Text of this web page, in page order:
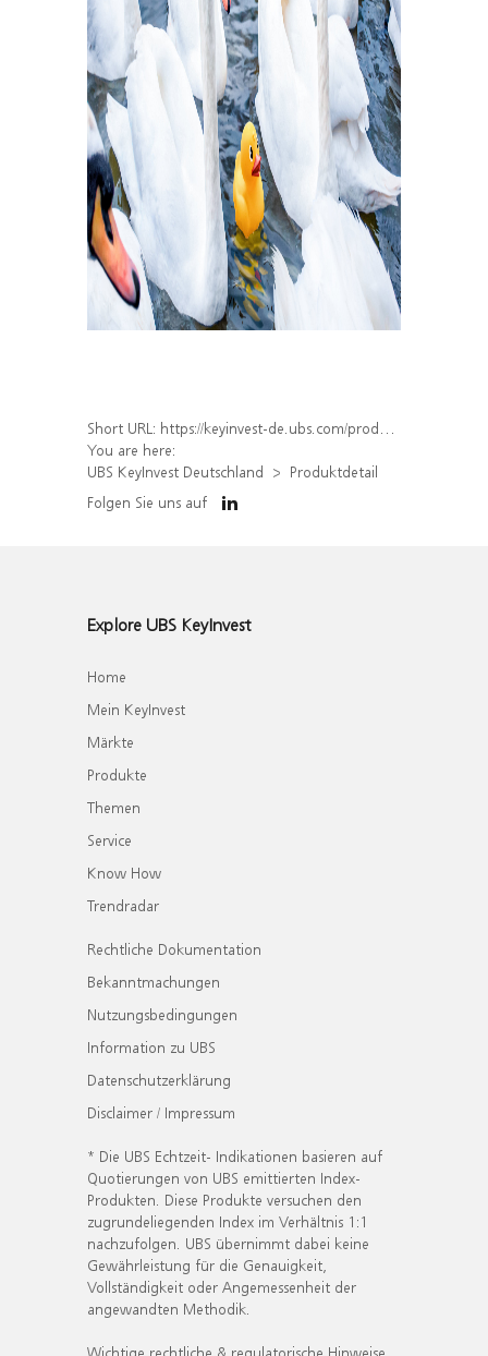
Short URL: https://keyinvest-de.ubs.com/produkt/detail/index/isin/DE000WA8F3N2
You are here:
UBS KeyInvest Deutschland
Produktdetail
Folgen Sie uns auf
Explore UBS KeyInvest
Home
Mein KeyInvest
Märkte
Produkte
Themen
Service
Know How
Trendradar
Rechtliche Dokumentation
Bekanntmachungen
Nutzungsbedingungen
Information zu UBS
Datenschutzerklärung
Disclaimer / Impressum
* Die UBS Echtzeit- Indikationen basieren auf
Quotierungen von UBS emittierten Index-
Produkten. Diese Produkte versuchen den
zugrundeliegenden Index im Verhältnis 1:1
nachzufolgen. UBS übernimmt dabei keine
Gewährleistung für die Genauigkeit,
Vollständigkeit oder Angemessenheit der
angewandten Methodik.